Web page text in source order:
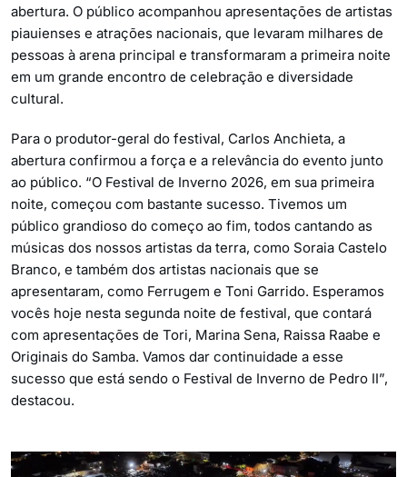
abertura. O público acompanhou apresentações de artistas
piauienses e atrações nacionais, que levaram milhares de
pessoas à arena principal e transformaram a primeira noite
em um grande encontro de celebração e diversidade
cultural.
Para o produtor-geral do festival, Carlos Anchieta, a
abertura confirmou a força e a relevância do evento junto
ao público. “O Festival de Inverno 2026, em sua primeira
noite, começou com bastante sucesso. Tivemos um
público grandioso do começo ao fim, todos cantando as
músicas dos nossos artistas da terra, como Soraia Castelo
Branco, e também dos artistas nacionais que se
apresentaram, como Ferrugem e Toni Garrido. Esperamos
vocês hoje nesta segunda noite de festival, que contará
com apresentações de Tori, Marina Sena, Raissa Raabe e
Originais do Samba. Vamos dar continuidade a esse
sucesso que está sendo o Festival de Inverno de Pedro II”,
destacou.